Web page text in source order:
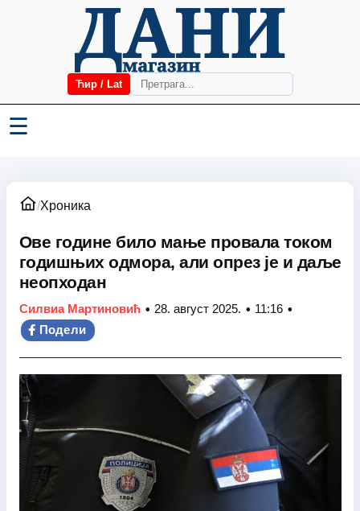
Ћир / Lat
☰
/Хроника
Ове године било мање провала током
годишњих одмора, али опрез је и даље
неопходан
Силвиа Мартиновић • 28. август 2025. • 11:16 •
Подели